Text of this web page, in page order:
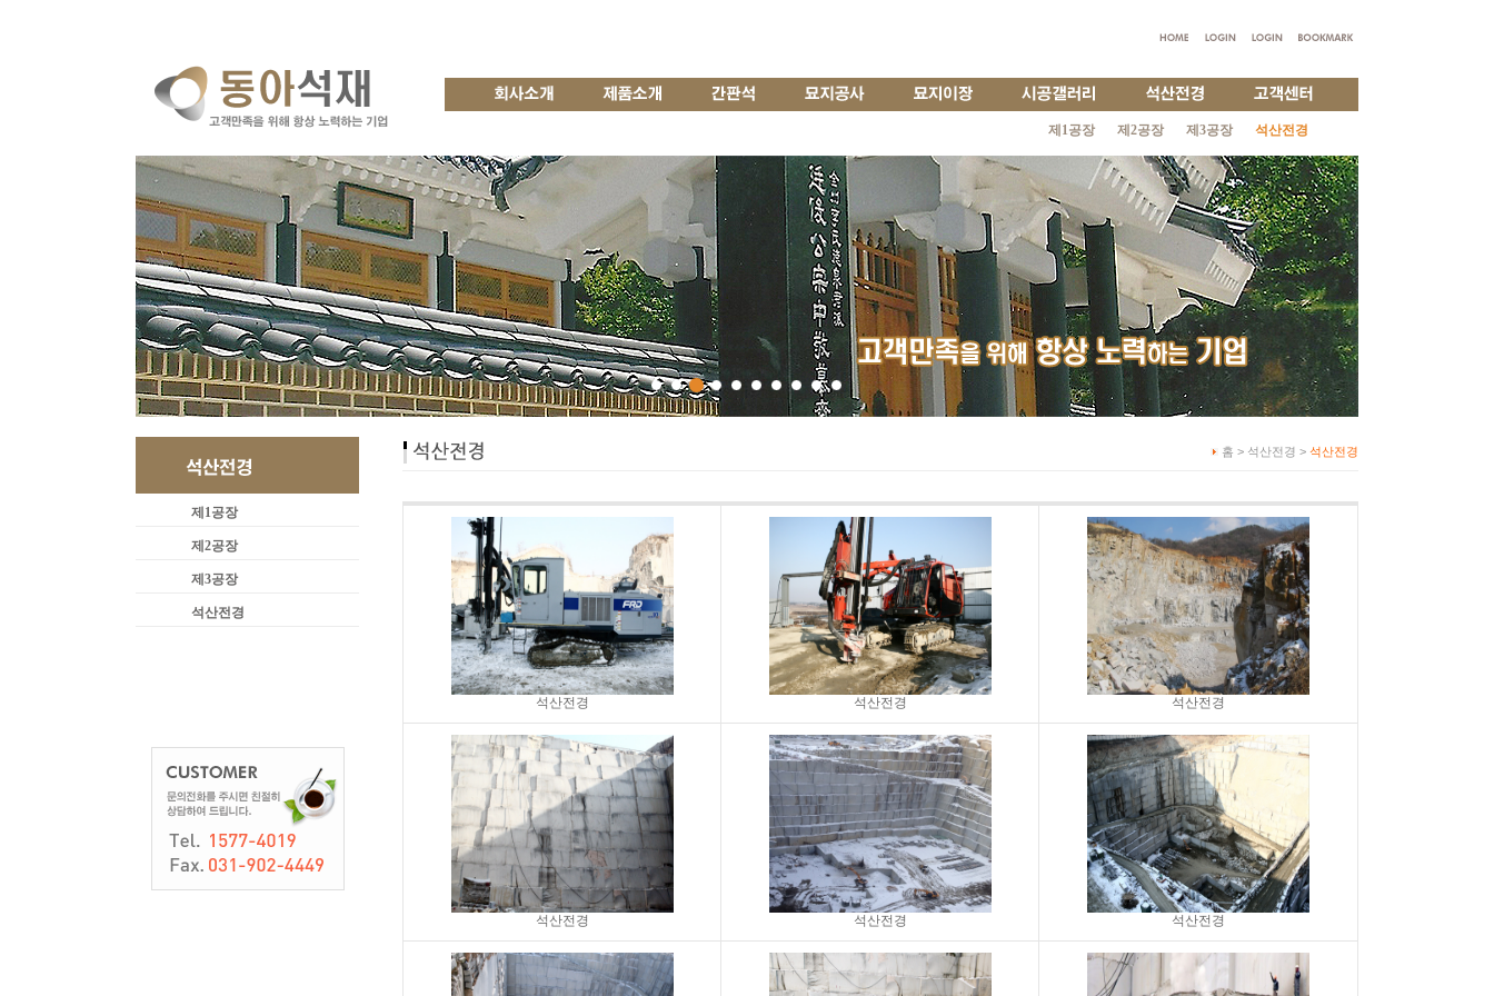
제1공장 제2공장 제3공장 석산전경
제1공장
제2공장
제3공장
석산전경
홈 > 석산전경 > 석산전경
석산전경 석산전경 석산전경
석산전경 석산전경 석산전경